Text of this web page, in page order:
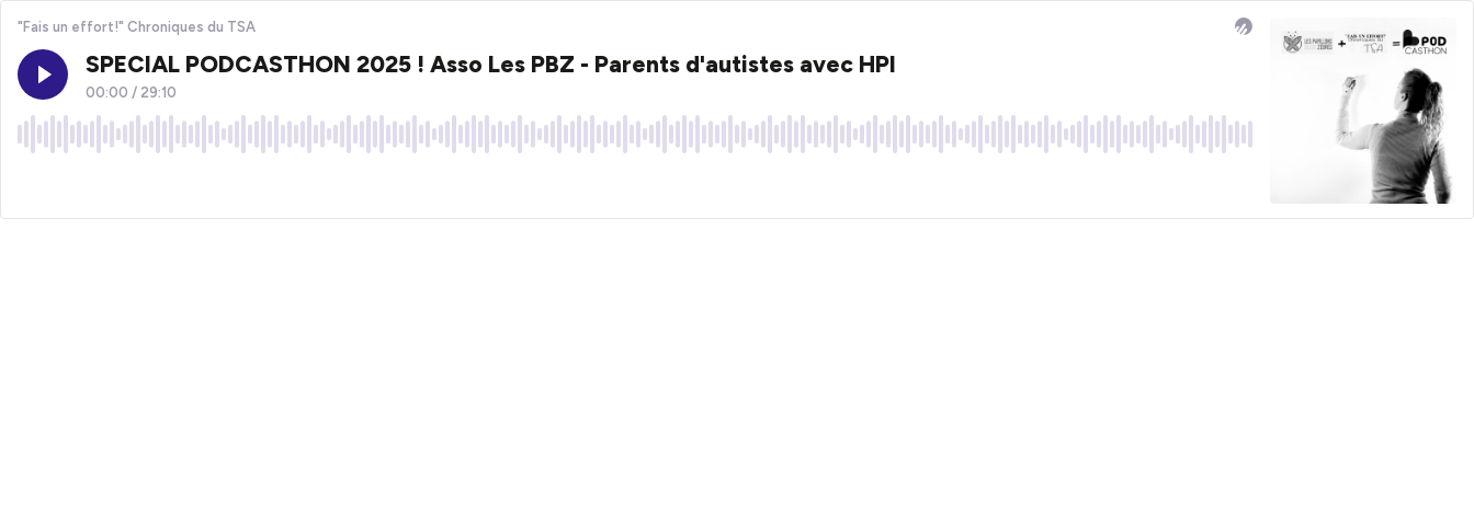
"Fais un effort!" Chroniques du TSA
SPECIAL PODCASTHON 2025 ! Asso Les PBZ - Parents d'autistes avec HPI
00:00 / 29:10